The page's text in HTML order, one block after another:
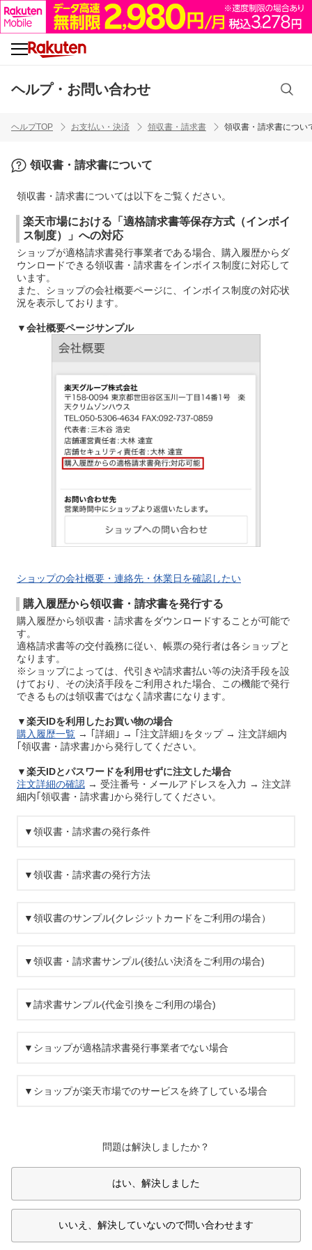
ヘルプ・お問い合わせ
ヘルプTOP お支払い・決済 領収書・請求書 領収書・請求書につい
領収書・請求書について
領収書・請求書については以下をご覧ください。
楽天市場における「適格請求書等保存方式（インボイ
ス制度）」への対応
ショップが適格請求書発行事業者である場合、購入履歴からダ
ウンロードできる領収書・請求書をインボイス制度に対応して
います。
また、ショップの会社概要ページに、インボイス制度の対応状
況を表示しております。
▼会社概要ページサンプル
ショップの会社概要・連絡先・休業日を確認したい
購入履歴から領収書・請求書を発行する
購入履歴から領収書・請求書をダウンロードすることが可能で
す。
適格請求書等の交付義務に従い、帳票の発行者は各ショップと
なります。
※ショップによっては、代引きや請求書払い等の決済手段を設
けており、その決済手段をご利用された場合、この機能で発行
できるものは領収書ではなく請求書になります。
▼楽天IDを利用したお買い物の場合
購入履歴一覧 → ｢詳細｣ → ｢注文詳細｣をタップ → 注文詳細内
｢領収書・請求書｣から発行してください。
▼楽天IDとパスワードを利用せずに注文した場合
注文詳細の確認 → 受注番号・メールアドレスを入力 → 注文詳
細内｢領収書・請求書｣から発行してください。
▼領収書・請求書の発行条件
▼領収書・請求書の発行方法
▼領収書のサンプル(クレジットカードをご利用の場合）
▼領収書・請求書サンプル(後払い決済をご利用の場合)
▼請求書サンプル(代金引換をご利用の場合)
▼ショップが適格請求書発行事業者でない場合
▼ショップが楽天市場でのサービスを終了している場合
問題は解決しましたか？
はい、解決しました
いいえ、解決していないので問い合わせます